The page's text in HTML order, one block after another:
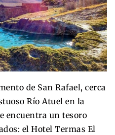
de San Rafael, cerca
Río Atuel en la
encuentra un tesoro
el Hotel Termas El